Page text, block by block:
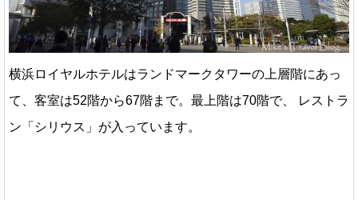
横浜ロイヤルホテルはランドマークタワーの上層階にあっ
て、客室は52階から67階まで。最上階は70階で、 レストラ
ン「シリウス」が入っています。